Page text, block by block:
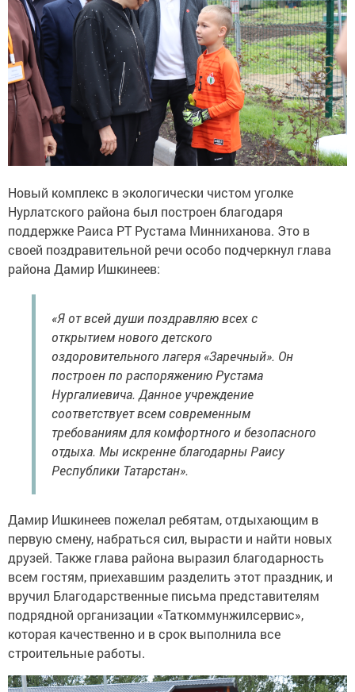
Новый комплекс в экологически чистом уголке
Нурлатского района был построен благодаря
поддержке Раиса РТ Рустама Минниханова. Это в
своей поздравительной речи особо подчеркнул глава
района Дамир Ишкинеев:
«Я от всей души поздравляю всех с
открытием нового детского
оздоровительного лагеря «Заречный». Он
построен по распоряжению Рустама
Нургалиевича. Данное учреждение
соответствует всем современным
требованиям для комфортного и безопасного
отдыха. Мы искренне благодарны Раису
Республики Татарстан».
Дамир Ишкинеев пожелал ребятам, отдыхающим в
первую смену, набраться сил, вырасти и найти новых
друзей. Также глава района выразил благодарность
всем гостям, приехавшим разделить этот праздник, и
вручил Благодарственные письма представителям
подрядной организации «Таткоммунжилсервис»,
которая качественно и в срок выполнила все
строительные работы.